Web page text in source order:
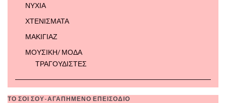
ΝΥΧΙΑ
ΧΤΕΝΙΣΜΑΤΑ
ΜΑΚΙΓΙΑΖ
ΜΟΥΣΙΚΗ/ ΜΟΔΑ
ΤΡΑΓΟΥΔΙΣΤΕΣ
ΤΟ ΣΟΙ ΣΟΥ-ΑΓΑΠΗΜΕΝΟ ΕΠΕΙΣΟΔΙΟ